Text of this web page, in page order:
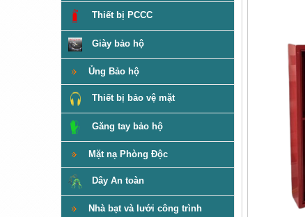
Thiết bị PCCC
Giày bảo hộ
Ủng Bảo hộ
Thiết bị bảo vệ mặt
Găng tay bảo hộ
Mặt nạ Phòng Độc
Dây An toàn
Nhà bạt và lưới công trình